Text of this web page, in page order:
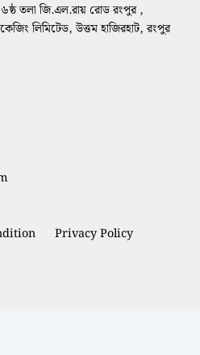
৬ষ্ঠ তলা জি.এল.রায় রোড রংপুর ,
লিমিটেড, উত্তম হাজিরহাট, রংপুর
Privacy Policy